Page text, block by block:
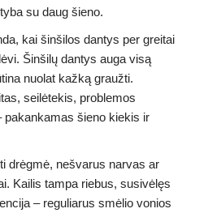
su daug šieno.
kai šinšilos dantys per greitai
Šinšilų dantys auga visą
nuolat kažką graužti.
seilėtekis, problemos
pakankamas šieno kiekis ir
drėgmė, nešvarus narvas ar
Kailis tampa riebus, susivėlęs
– reguliarus smėlio vonios